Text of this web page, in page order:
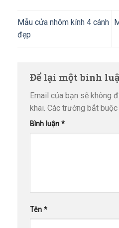
Mẫu cửa nhôm kính 4 cánh
đẹp
Để lại một bình
Email của bạn sẽ không
khai. Các trường bắt
Bình luận *
Tên *